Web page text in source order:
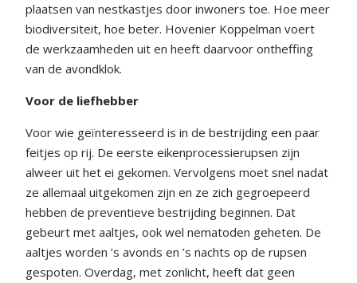
plaatsen van nestkastjes door inwoners toe. Hoe meer
biodiversiteit, hoe beter. Hovenier Koppelman voert
de werkzaamheden uit en heeft daarvoor ontheffing
van de avondklok.
Voor de liefhebber
Voor wie geïnteresseerd is in de bestrijding een paar
feitjes op rij. De eerste eikenprocessierupsen zijn
alweer uit het ei gekomen. Vervolgens moet snel nadat
ze allemaal uitgekomen zijn en ze zich gegroepeerd
hebben de preventieve bestrijding beginnen. Dat
gebeurt met aaltjes, ook wel nematoden geheten. De
aaltjes worden ’s avonds en ’s nachts op de rupsen
gespoten. Overdag, met zonlicht, heeft dat geen